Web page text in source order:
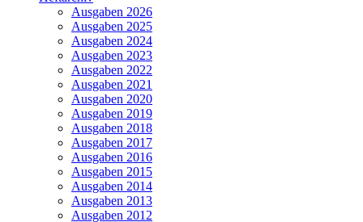
Ausgaben 2026
Ausgaben 2025
Ausgaben 2024
Ausgaben 2023
Ausgaben 2022
Ausgaben 2021
Ausgaben 2020
Ausgaben 2019
Ausgaben 2018
Ausgaben 2017
Ausgaben 2016
Ausgaben 2015
Ausgaben 2014
Ausgaben 2013
Ausgaben 2012